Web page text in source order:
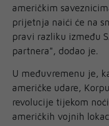
američkim
prijetnja naići će na
pravi razliku između
partnera", dodao je.
U međuvremenu je,
američke udare,
revolucije tijekom
američkih vojnih